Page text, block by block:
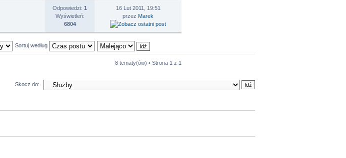
Odpowiedzi: 1
Wyświetleń:
6804
16 Lut 2011, 19:51
przez Marek
Sortuj według
8 tematy(ów) • Strona 1 z 1
Skocz do: